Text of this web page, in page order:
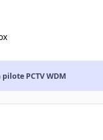
PCTV WDM